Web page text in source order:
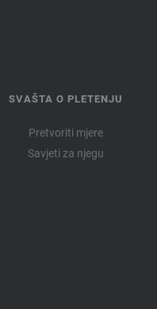
SVAŠTA O PLETENJU
Pretvoriti mjere
Savjeti za njegu